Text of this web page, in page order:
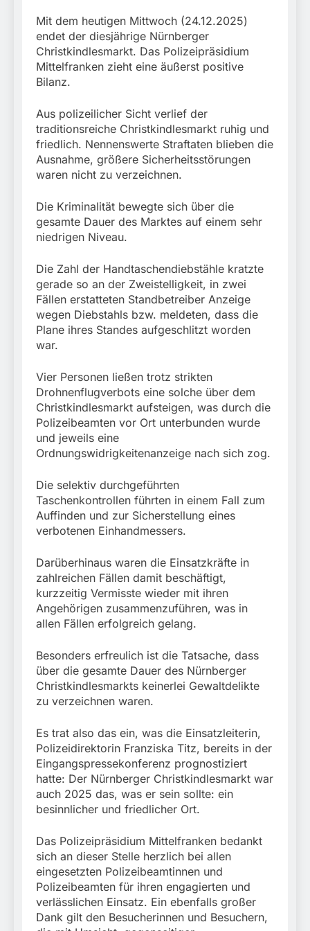
Beinahekollision an
Bahnübergang in Aubing
/ Bundespolizei ermittelt
wegen gefährlichen
Eingriffs in den
5. August 2026
Mit dem heutigen Mittwoch (24.12.2025)
endet der diesjährige Nürnberger
Christkindlesmarkt. Das Polizeipräsidium
Mittelfranken zieht eine äußerst positive
Bilanz.
Aus polizeilicher Sicht verlief der
traditionsreiche Christkindlesmarkt ruhig und
friedlich. Nennenswerte Straftaten blieben die
Ausnahme, größere Sicherheitsstörungen
waren nicht zu verzeichnen.
Die Kriminalität bewegte sich über die
gesamte Dauer des Marktes auf einem sehr
niedrigen Niveau.
Die Zahl der Handtaschendiebstähle kratzte
gerade so an der Zweistelligkeit, in zwei
Fällen erstatteten Standbetreiber Anzeige
wegen Diebstahls bzw. meldeten, dass die
Plane ihres Standes aufgeschlitzt worden
war.
Vier Personen ließen trotz strikten
Drohnenflugverbots eine solche über dem
Christkindlesmarkt aufsteigen, was durch die
Polizeibeamten vor Ort unterbunden wurde
und jeweils eine
Ordnungswidrigkeitenanzeige nach sich zog.
Die selektiv durchgeführten
Taschenkontrollen führten in einem Fall zum
Auffinden und zur Sicherstellung eines
verbotenen Einhandmessers.
Darüberhinaus waren die Einsatzkräfte in
zahlreichen Fällen damit beschäftigt,
kurzzeitig Vermisste wieder mit ihren
Angehörigen zusammenzuführen, was in
allen Fällen erfolgreich gelang.
Besonders erfreulich ist die Tatsache, dass
über die gesamte Dauer des Nürnberger
Christkindlesmarkts keinerlei Gewaltdelikte
zu verzeichnen waren.
Es trat also das ein, was die Einsatzleiterin,
Polizeidirektorin Franziska Titz, bereits in der
Eingangspressekonferenz prognostiziert
hatte: Der Nürnberger Christkindlesmarkt war
auch 2025 das, was er sein sollte: ein
besinnlicher und friedlicher Ort.
Das Polizeipräsidium Mittelfranken bedankt
sich an dieser Stelle herzlich bei allen
eingesetzten Polizeibeamtinnen und
Polizeibeamten für ihren engagierten und
verlässlichen Einsatz. Ein ebenfalls großer
Dank gilt den Besucherinnen und Besuchern,